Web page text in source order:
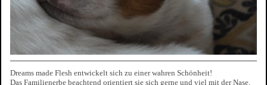
Dreams made Flesh entwickelt sich zu einer wahren Schönheit!
Das Familienerbe beachtend orientiert sie sich gerne und viel mit der Nase,